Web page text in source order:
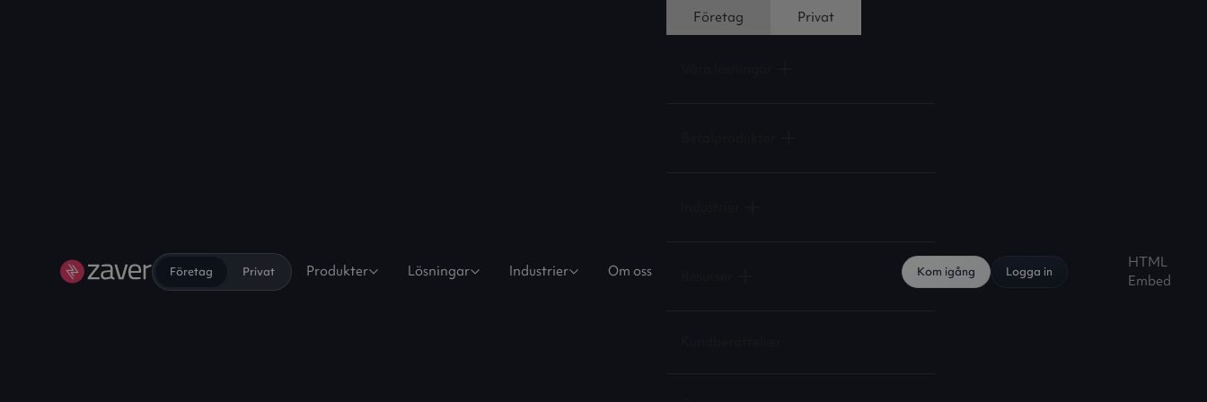
Företag Privat Produkter Lösningar Industrier Om oss
Företag Privat
Kom igång Logga in
HTML
Embed